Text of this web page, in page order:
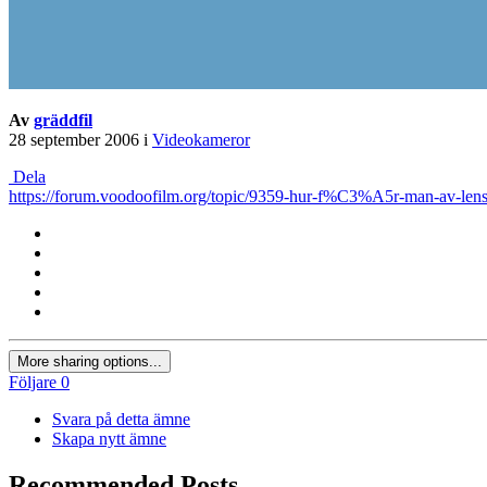
Av gräddfil
28 september 2006 i Videokameror
Dela
https://forum.voodoofilm.org/topic/9359-hur-f%C3%A5r-man-av-
More sharing options...
Följare 0
Svara på detta ämne
Skapa nytt ämne